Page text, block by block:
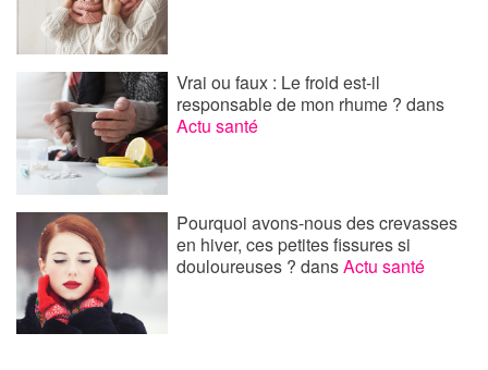
Vrai ou faux : Le froid est-il
responsable de mon rhume ?dans
Actu santé
Pourquoi avons-nous des crevasses
en hiver, ces petites fissures si
douloureuses ?dansActu santé